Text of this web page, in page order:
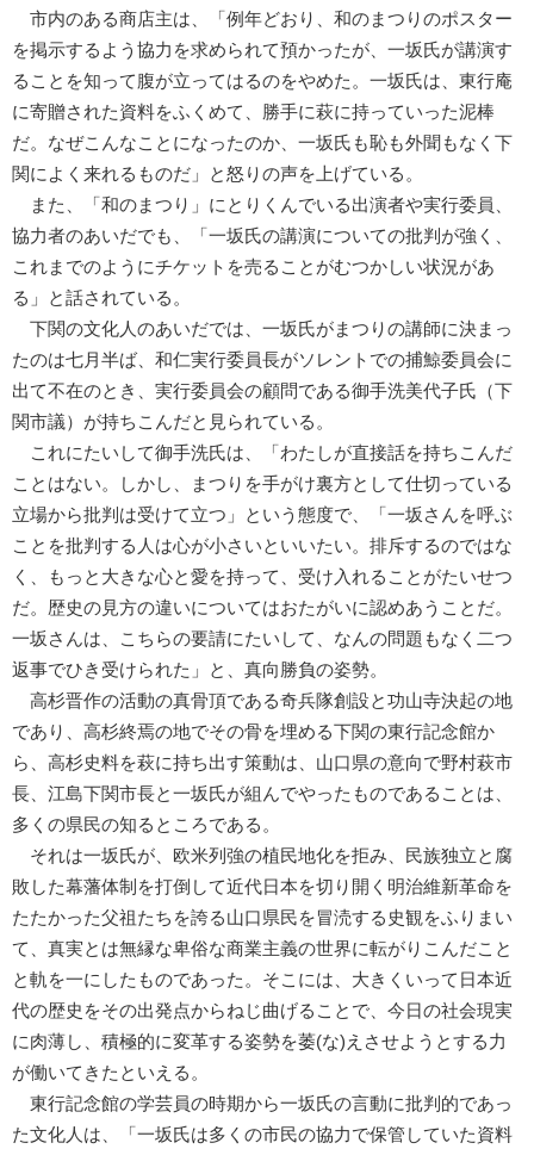
市内のある商店主は、「例年どおり、和のまつりのポスター
を掲示するよう協力を求められて預かったが、一坂氏が講演す
ることを知って腹が立ってはるのをやめた。一坂氏は、東行庵
に寄贈された資料をふくめて、勝手に萩に持っていった泥棒
だ。なぜこんなことになったのか、一坂氏も恥も外聞もなく下
関によく来れるものだ」と怒りの声を上げている。
また、「和のまつり」にとりくんでいる出演者や実行委員、
協力者のあいだでも、「一坂氏の講演についての批判が強く、
これまでのようにチケットを売ることがむつかしい状況があ
る」と話されている。
下関の文化人のあいだでは、一坂氏がまつりの講師に決まっ
たのは七月半ば、和仁実行委員長がソレントでの捕鯨委員会に
出て不在のとき、実行委員会の顧問である御手洗美代子氏（下
関市議）が持ちこんだと見られている。
これにたいして御手洗氏は、「わたしが直接話を持ちこんだ
ことはない。しかし、まつりを手がけ裏方として仕切っている
立場から批判は受けて立つ」という態度で、「一坂さんを呼ぶ
ことを批判する人は心が小さいといいたい。排斥するのではな
く、もっと大きな心と愛を持って、受け入れることがたいせつ
だ。歴史の見方の違いについてはおたがいに認めあうことだ。
一坂さんは、こちらの要請にたいして、なんの問題もなく二つ
返事でひき受けられた」と、真向勝負の姿勢。
高杉晋作の活動の真骨頂である奇兵隊創設と功山寺決起の地
であり、高杉終焉の地でその骨を埋める下関の東行記念館か
ら、高杉史料を萩に持ち出す策動は、山口県の意向で野村萩市
長、江島下関市長と一坂氏が組んでやったものであることは、
多くの県民の知るところである。
それは一坂氏が、欧米列強の植民地化を拒み、民族独立と腐
敗した幕藩体制を打倒して近代日本を切り開く明治維新革命を
たたかった父祖たちを誇る山口県民を冒涜する史観をふりまい
て、真実とは無縁な卑俗な商業主義の世界に転がりこんだこと
と軌を一にしたものであった。そこには、大きくいって日本近
代の歴史をその出発点からねじ曲げることで、今日の社会現実
に肉薄し、積極的に変革する姿勢を萎(な)えさせようとする力
が働いてきたといえる。
東行記念館の学芸員の時期から一坂氏の言動に批判的であっ
た文化人は、「一坂氏は多くの市民の協力で保管していた資料